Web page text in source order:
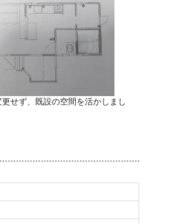
せず、既設の空間を活かしまし